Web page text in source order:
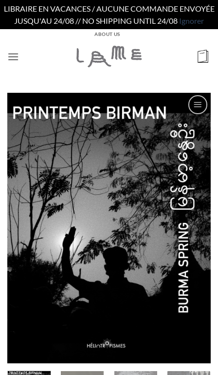
LIBRAIRE EN VACANCES / AUCUNE COMMANDE ENVOYÉE
JUSQU'AU 24/08 // NO SHIPPING UNTIL 24/08 Ignorer
contenu
ABOUT US
Ajouter
à la
wishlist